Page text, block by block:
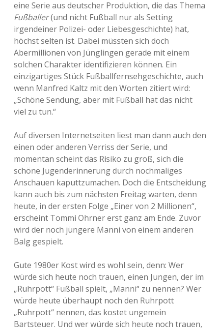
eine Serie aus deutscher Produktion, die das Thema
Fußballer(und nicht Fußball nur als Setting
irgendeiner Polizei- oder Liebesgeschichte) hat,
höchst selten ist. Dabei müssten sich doch
Abermillionen von Jünglingen gerade mit einem
solchen Charakter identifizieren können. Ein
einzigartiges Stück Fußballfernsehgeschichte, auch
wenn Manfred Kaltz mit den Worten zitiert wird:
„Schöne Sendung, aber mit Fußball hat das nicht
viel zu tun.“
Auf diversen Internetseiten liest man dann auch den
einen oder anderen Verriss der Serie, und
momentan scheint das Risiko zu groß, sich die
schöne Jugenderinnerung durch nochmaliges
Anschauen kaputtzumachen. Doch die Entscheidung
kann auch bis zum nächsten Freitag warten, denn
heute, in der ersten Folge „Einer von 2 Millionen“,
erscheint Tommi Ohrner erst ganz am Ende. Zuvor
wird der noch jüngere Manni von einem anderen
Balg gespielt.
Gute 1980er Kost wird es wohl sein, denn: Wer
würde sich heute noch trauen, einen Jungen, der im
„Ruhrpott“ Fußball spielt, „Manni“ zu nennen? Wer
würde heute überhaupt noch den Ruhrpott
„Ruhrpott“ nennen, das kostet ungemein
Bartsteuer. Und wer würde sich heute noch trauen,